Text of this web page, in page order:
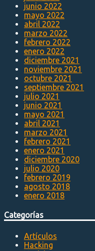
junio 2022
mayo 2022
abril 2022
marzo 2022
febrero 2022
enero 2022
diciembre 2021
noviembre 2021
octubre 2021
septiembre 2021
julio 2021
junio 2021
mayo 2021
abril 2021
marzo 2021
febrero 2021
enero 2021
diciembre 2020
julio 2020
febrero 2019
agosto 2018
enero 2018
Categorías
Artículos
Hacking